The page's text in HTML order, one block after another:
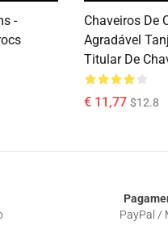
-
Chaveiros De
Agradável
Titular De
€ 11,77 $12.8
PayPal /